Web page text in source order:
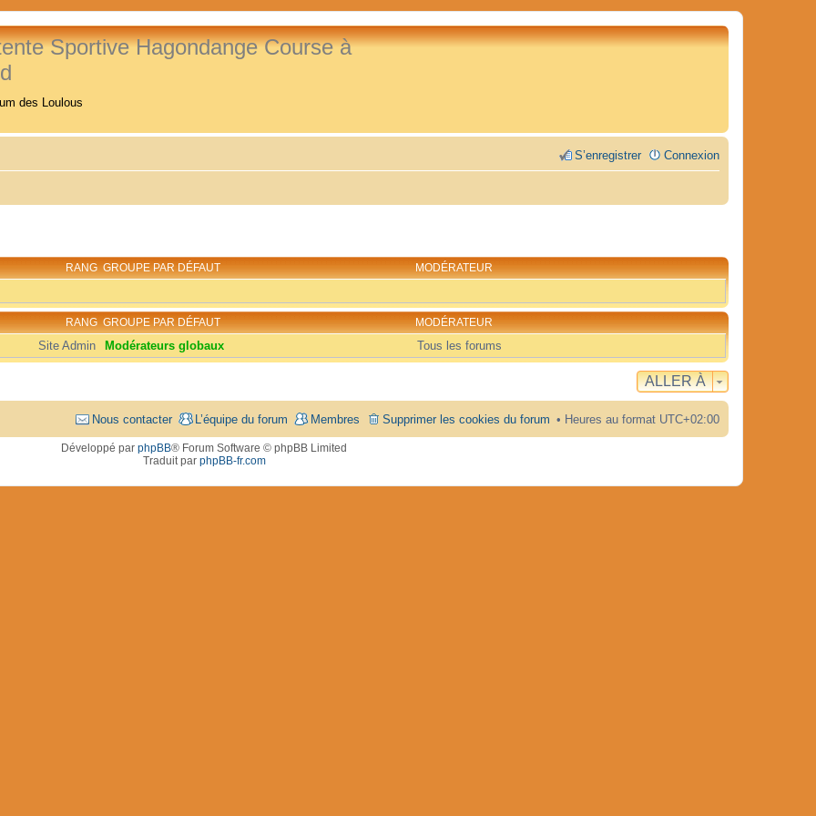
Sportive Hagondange Course à
des Loulous
Connexion
S’enregistrer
RANG GROUPE PAR DÉFAUT MODÉRATEUR
RANG GROUPE PAR DÉFAUT MODÉRATEUR
Site Admin Modérateurs globaux Tous les forums
ALLER À
Heures au format UTC+02:00
Supprimer les cookies du forum
Membres
L’équipe du forum
Nous contacter
Développé par phpBB® Forum Software © phpBB Limited
Traduit par phpBB-fr.com